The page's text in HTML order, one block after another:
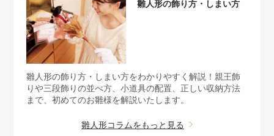
雛人形の飾り方・しまい方
雛人形の飾り方・しまい方をわかりやすく解説！親王飾
りや三段飾りの並べ方、小道具の配置、正しい収納方法
まで、初めてのお雛様を解説いたします。
雛人形コラムをもっと見る